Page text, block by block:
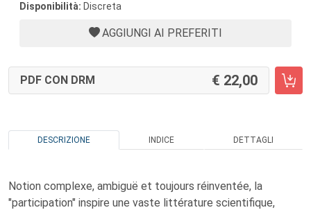
Disponibilità: Discreta
AGGIUNGI AI PREFERITI
PDF CON DRM 22,00
DESCRIZIONE INDICE DETTAGLI
Notion complexe, ambiguë et toujours réinventée, la
"participation" inspire une vaste littérature scientifique,